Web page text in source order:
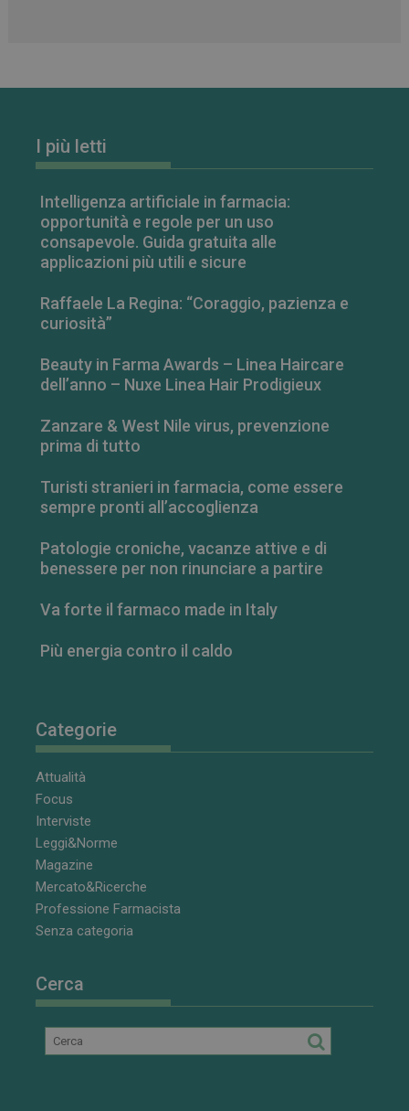
I più letti
Intelligenza artificiale in farmacia:
opportunità e regole per un uso
consapevole. Guida gratuita alle
applicazioni più utili e sicure
Raffaele La Regina: “Coraggio, pazienza e
curiosità”
Beauty in Farma Awards – Linea Haircare
dell’anno – Nuxe Linea Hair Prodigieux
Zanzare & West Nile virus, prevenzione
prima di tutto
Turisti stranieri in farmacia, come essere
sempre pronti all’accoglienza
Patologie croniche, vacanze attive e di
benessere per non rinunciare a partire
Va forte il farmaco made in Italy
Più energia contro il caldo
Categorie
Attualità
Focus
Interviste
Leggi&Norme
Magazine
Mercato&Ricerche
Professione Farmacista
Senza categoria
Cerca
protette del sito. Il sito web non è in grado di
NOME
PHPSESSID
PHP.net
Sessione
_ga_RV9MB13F2Q .farmamese.it
_ga